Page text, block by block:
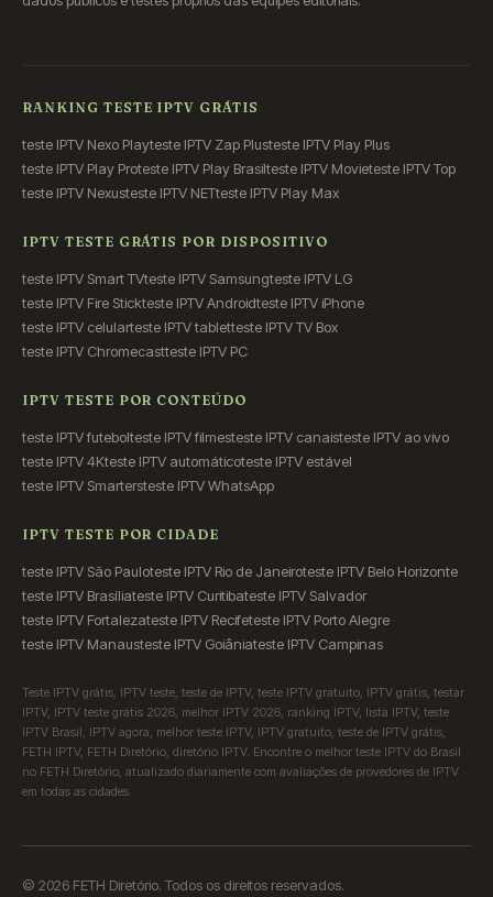
RANKING TESTE IPTV GRÁTIS
teste IPTV Nexo Playteste IPTV Zap Plusteste IPTV Play Plus
teste IPTV Play Proteste IPTV Play Brasilteste IPTV Movieteste IPTV Top
teste IPTV Nexusteste IPTV NETteste IPTV Play Max
IPTV TESTE GRÁTIS POR DISPOSITIVO
teste IPTV Smart TVteste IPTV Samsungteste IPTV LG
teste IPTV Fire Stickteste IPTV Androidteste IPTV iPhone
teste IPTV celularteste IPTV tabletteste IPTV TV Box
teste IPTV Chromecastteste IPTV PC
IPTV TESTE POR CONTEÚDO
teste IPTV futebolteste IPTV filmesteste IPTV canaisteste IPTV ao vivo
teste IPTV 4Kteste IPTV automáticoteste IPTV estável
teste IPTV Smartersteste IPTV WhatsApp
IPTV TESTE POR CIDADE
teste IPTV São Pauloteste IPTV Rio de Janeiroteste IPTV Belo Horizonte
teste IPTV Brasíliateste IPTV Curitibateste IPTV Salvador
teste IPTV Fortalezateste IPTV Recifeteste IPTV Porto Alegre
teste IPTV Manausteste IPTV Goiâniateste IPTV Campinas
Teste IPTV grátis, IPTV teste, teste de IPTV, teste IPTV gratuito, IPTV grátis, testar
IPTV, IPTV teste grátis 2026, melhor IPTV 2026, ranking IPTV, lista IPTV, teste
IPTV Brasil, IPTV agora, melhor teste IPTV, IPTV gratuito, teste de IPTV grátis,
FETH IPTV, FETH Diretório, diretório IPTV. Encontre o melhor teste IPTV do Brasil
no FETH Diretório, atualizado diariamente com avaliações de provedores de IPTV
em todas as cidades.
© 2026 FETH Diretório. Todos os direitos reservados.